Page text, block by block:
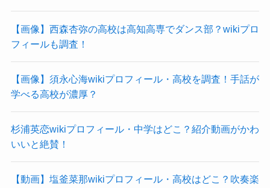
【画像】西森杏弥の高校は高知高専でダンス部？wikiプロ
フィールも調査！
【画像】須永心海wikiプロフィール・高校を調査！手話が
学べる高校が濃厚？
杉浦英恋wikiプロフィール・中学はどこ？紹介動画がかわ
いいと絶賛！
【動画】塩釜菜那wikiプロフィール・高校はどこ？吹奏楽